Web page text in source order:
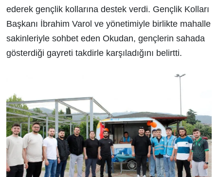
ederek gençlik kollarına destek verdi. Gençlik Kolları
Başkanı İbrahim Varol ve yönetimiyle birlikte mahalle
sakinleriyle sohbet eden Okudan, gençlerin sahada
gösterdiği gayreti takdirle karşıladığını belirtti.